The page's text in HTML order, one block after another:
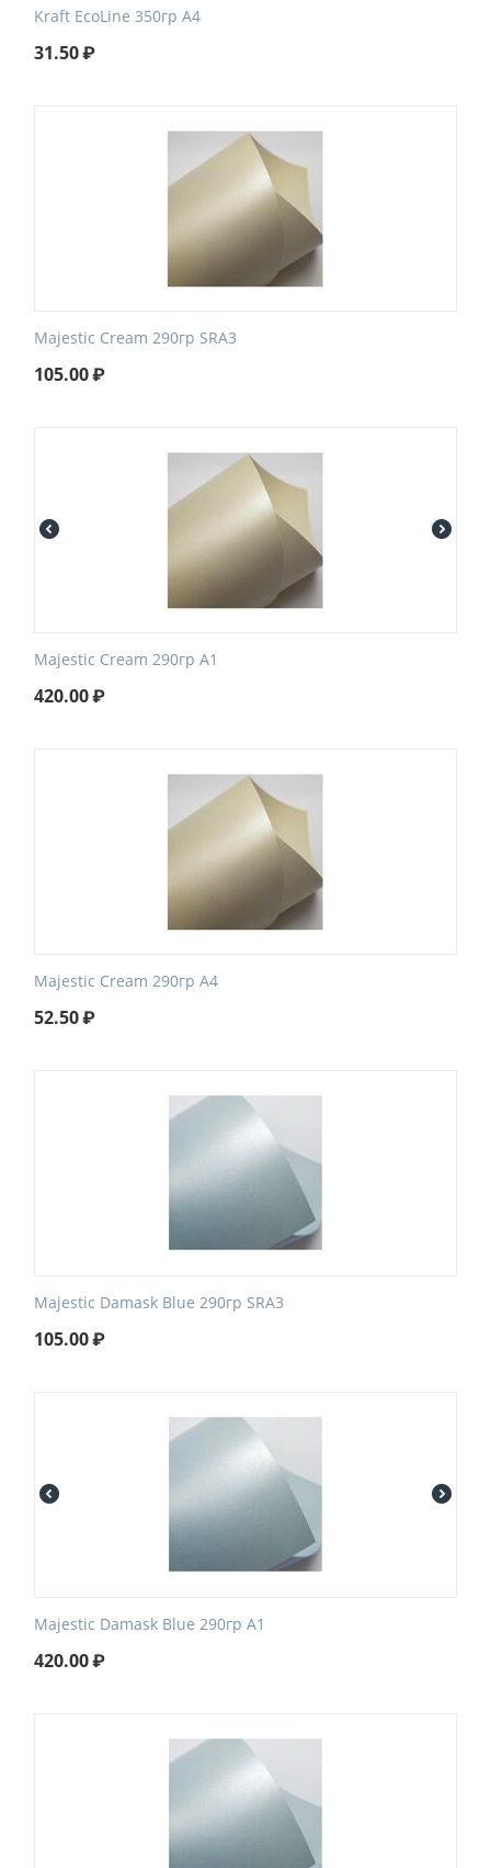
Kraft EcoLine 350гр А4
31.50₽
Majestic Cream 290гр SRA3
105.00₽
Majestic Cream 290гр А1
420.00₽
Majestic Cream 290гр А4
52.50₽
Majestic Damask Blue 290гр SRA3
105.00₽
Majestic Damask Blue 290гр А1
420.00₽